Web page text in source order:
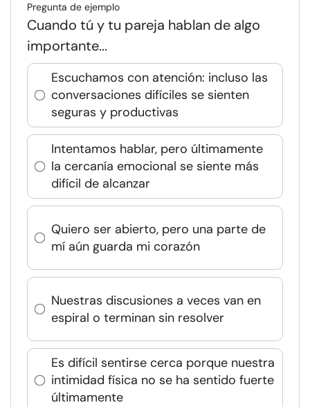
Pregunta de ejemplo
Cuando tú y tu pareja hablan de algo
importante...
Escuchamos con atención: incluso las
conversaciones difíciles se sienten
seguras y productivas
Intentamos hablar, pero últimamente
la cercanía emocional se siente más
difícil de alcanzar
Quiero ser abierto, pero una parte de
mí aún guarda mi corazón
Nuestras discusiones a veces van en
espiral o terminan sin resolver
Es difícil sentirse cerca porque nuestra
intimidad física no se ha sentido fuerte
últimamente